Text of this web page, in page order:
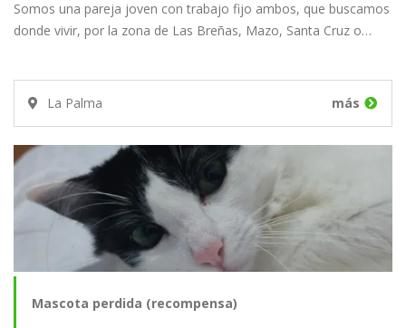
Somos una pareja joven con trabajo fijo ambos, que buscamos
donde vivir, por la zona de Las Breñas, Mazo, Santa Cruz o…
La Palma más
Mascota perdida (recompensa)